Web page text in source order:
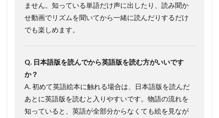
ません。知っている単語だけ声に出したり、読み聞か
せ動画でリズムを聞いてから一緒に読んだりするだけ
でも楽しめます。
Q. 日本語版を読んでから英語版を読む方がいいです
か？
A. 初めて英語絵本に触れる場合は、日本語版を読んだ
あとに英語版を読むと入りやすいです。物語の流れを
知っていると、英語が全部分からなくても絵を見なが